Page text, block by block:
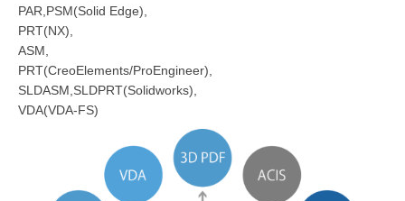
PAR,PSM(Solid Edge),
PRT(NX),
ASM,
PRT(CreoElements/ProEngineer),
SLDASM,SLDPRT(Solidworks),
VDA(VDA-FS)